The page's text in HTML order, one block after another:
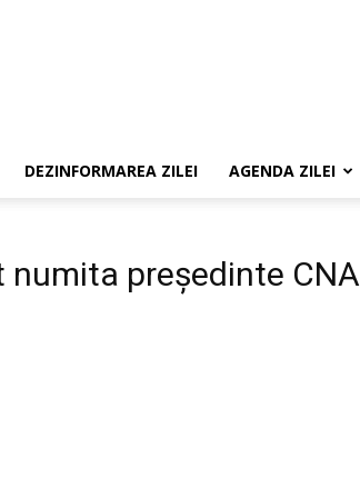
DEZINFORMAREA ZILEI AGENDA ZILEI
numita președinte CNA